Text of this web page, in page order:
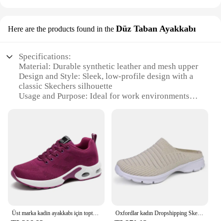
Here are the products found in the Düz Taban Ayakkabı
Specifications:
Material: Durable synthetic leather and mesh upper
Design and Style: Sleek, low-profile design with a
classic Skechers silhouette
Usage and Purpose: Ideal for work environments
Shape or Size or Weight or Quantity: Available in
standard sizes with a lightweight construction
Performance and Property: Designed with a shock-
absorbing midsole for all-day comfort
Features:
combination of durable synthetic leather and
Üst marka kadin ayakkabı için toptan satış bez ayakkabılar tasarımcı olmayan rahat deri bayan tenis Boy Skechers kadınlar Sneakers tenis Oxfordlar kadın Dropshipping Skechers kadınlar Sneakers yükseklik artar kadın spor ayakkabı Yoga kadın kanvas ayakkabılar tenis